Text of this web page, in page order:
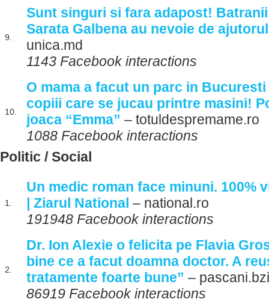
9.
Sunt singuri si fara adapost!
Sarata Galbena au nevoie de
unica.md
1143 Facebook interactions
10.
O mama a facut un parc in
copiii care se jucau printre masini!
joaca “Emma” – totuldespremame.ro
1088 Facebook interactions
Politic / Social
1.
Un medic roman face minuni. 100%
| Ziarul National – national.ro
191948 Facebook interactions
2.
Dr. Ion Alexie o felicita pe Flavia
bine ce a facut doamna doctor. A
tratamente foarte bune” –
86919 Facebook interactions